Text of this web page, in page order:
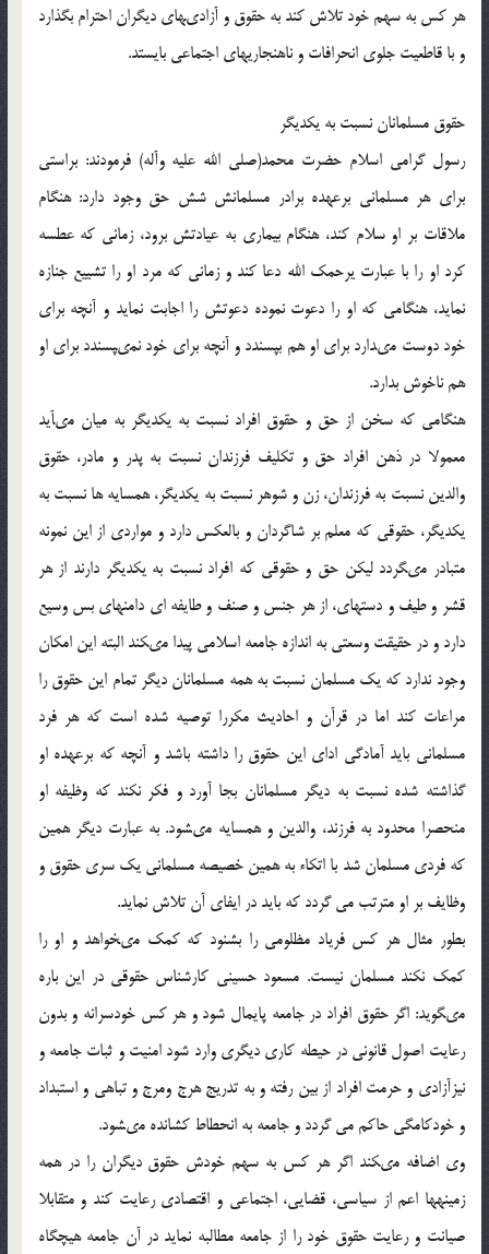
هر كس به سهم خود تلاش كند به حقوق و آزادى‏هاى ديگران احترام بگذارد
و با قاطعيت جلوى انحرافات و ناهنجاريهاى اجتماعى بايستد.
حقوق مسلمانان نسبت به يكديگر
رسول گرامى اسلام حضرت محمد(صلی الله علیه وآله) فرمودند: براستى
براى هر مسلمانى برعهده برادر مسلمانش شش حق وجود دارد: هنگام
ملاقات بر او سلام كند، هنگام بيمارى به عيادتش برود، زمانى كه عطسه
كرد او را با عبارت يرحمك الله دعا كند و زمانى كه مرد او را تشييع جنازه
نمايد، هنگامى كه او را دعوت نموده دعوتش را اجابت نمايد و آنچه براى
خود دوست مى‏دارد براى او هم بپسندد و آنچه براى خود نمى‏پسندد براى او
هم ناخوش بدارد.
هنگامى كه سخن از حق و حقوق افراد نسبت به يكديگر به ميان مى‏آيد
معمولا در ذهن افراد حق و تكليف فرزندان نسبت به پدر و مادر، حقوق
والدين نسبت به فرزندان، زن و شوهر نسبت به يكديگر، همسايه ها نسبت به
يكديگر، حقوقي كه معلم بر شاگردان و بالعكس دارد و مواردى از اين نمونه
متبادر مى‏گردد ليكن حق و حقوقى كه افراد نسبت به يكديگر دارند از هر
قشر و طيف و دسته‏اى، از هر جنس و صنف و طايفه اي دامنه‏اى بس وسيع
دارد و در حقيقت وسعتي به اندازه جامعه اسلامى پيدا مى‏كند البته اين امكان
وجود ندارد كه يك مسلمان نسبت به همه مسلمانان ديگر تمام اين حقوق را
مراعات كند اما در قرآن و احاديث مكررا توصيه شده است كه هر فرد
مسلمانى بايد آمادگى اداى اين حقوق را داشته باشد و آنچه كه برعهده او
گذاشته شده نسبت به ديگر مسلمانان بجا آورد و فكر نكند كه وظيفه او
منحصرا محدود به فرزند، والدين و همسايه مى‏شود. به عبارت ديگر همين
كه فردى مسلمان شد با اتكاء به همين خصيصه مسلمانى يك سري حقوق و
وظايف بر او مترتب مي گردد كه بايد در ايفاى آن تلاش نمايد.
بطور مثال هر كس فرياد مظلومى را بشنود كه كمك مى‏خواهد و او را
كمك نكند مسلمان نيست. مسعود حسينى كارشناس حقوقى در اين باره
مى‏گويد: اگر حقوق افراد در جامعه پايمال شود و هر كس خودسرانه و بدون
رعايت اصول قانونى در حيطه كارى ديگرى وارد شود امنيت و ثبات جامعه و
نيزآزادى و حرمت افراد از بين رفته و به تدريج هرج ومرج و تباهى و استبداد
و خودكامگى حاكم مي گردد و جامعه به انحطاط كشانده مى‏شود.
وي اضافه مى‏كند اگر هر كس به سهم خودش حقوق ديگران را در همه
زمينه‏ها اعم از سياسى، قضايى، اجتماعى و اقتصادى رعايت كند و متقابلا
صيانت و رعايت حقوق خود را از جامعه مطالبه نمايد در آن جامعه هيچگاه